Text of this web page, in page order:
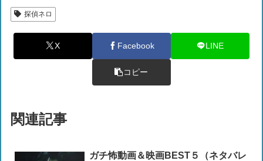
探偵ネロ
X Facebook LINE
コピー
関連記事
ガチ怖動画＆映画BEST５（ネタバレ